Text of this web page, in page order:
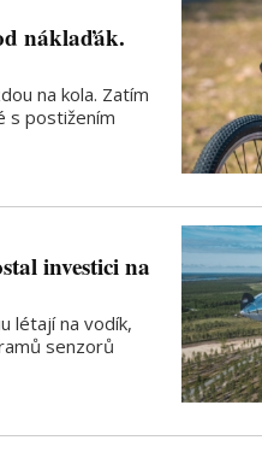
náklaďák.
na kola. Zatím
s postižením
investici na
létají na vodík,
senzorů